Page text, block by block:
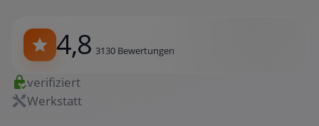
4,8 3130 Bewertungen
verifiziert
Werkstatt